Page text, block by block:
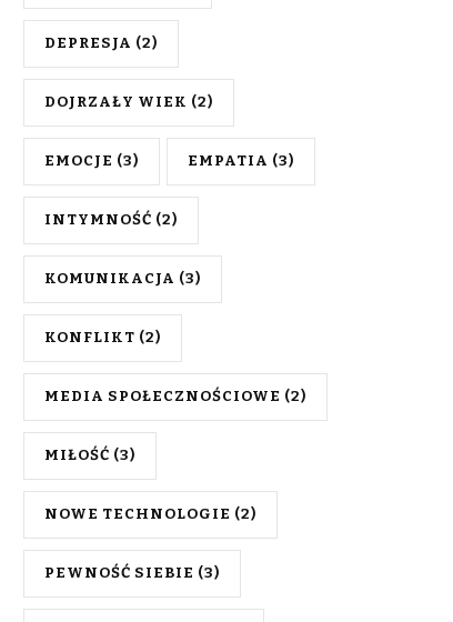
DEPRESJA (2)
DOJRZAŁY WIEK (2)
EMOCJE (3) EMPATIA (3)
INTYMNOŚĆ (2)
KOMUNIKACJA (3)
KONFLIKT (2)
MEDIA SPOŁECZNOŚCIOWE (2)
MIŁOŚĆ (3)
NOWE TECHNOLOGIE (2)
PEWNOŚĆ SIEBIE (3)